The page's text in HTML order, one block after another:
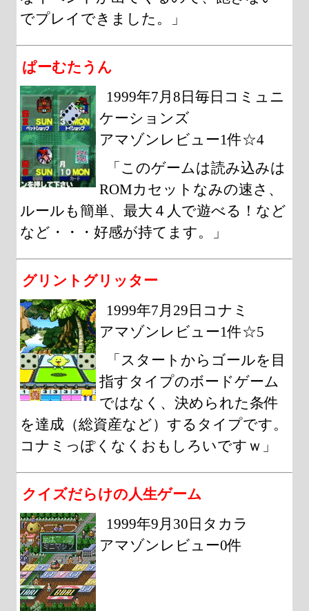
でプレイできました。」
ぱーむたうん
1999年7月8日毎日コミュニ
ケーションズ
アマゾンレビュー1件☆4
「このゲームは読み込みは
ROMカセットなみの速さ、
ルールも簡単、最大４人で遊べる！など
など・・・好感が持てます。」
グリントグリッター
1999年7月29日コナミ
アマゾンレビュー1件☆5
「スタートからゴールを目
指すタイプのボードゲーム
ではなく、決められた条件
を達成（総資産など）するタイプです。
コナミっぽくなくおもしろいですｗ」
クイズだらけの人生ゲーム
1999年9月30日タカラ
アマゾンレビュー0件